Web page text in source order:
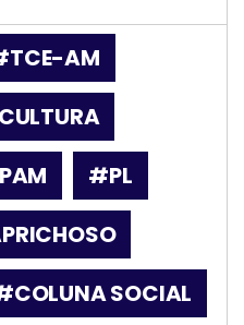
AM
#PL
SOCIAL